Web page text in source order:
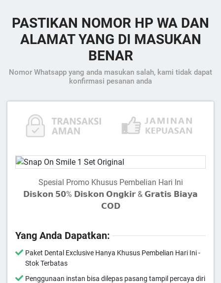
PASTIKAN NOMOR HP WA DAN
ALAMAT YANG DI MASUKAN
BENAR
Nomor Whatsapp yang anda masukan salah, kami tidak dapat
konfirmasi pesanan anda
Spesial Promo Khusus Pembelian Hari Ini
𝗗𝗶𝘀𝗸𝗼𝗻 𝟱𝟬% 𝗗𝗶𝘀𝗸𝗼𝗻 𝗢𝗻𝗴𝗸𝗶𝗿 & 𝗚𝗿𝗮𝘁𝗶𝘀 𝗕𝗶𝗮𝘆𝗮
𝗖𝗢𝗗
Yang Anda Dapatkan:
Paket Dental Exclusive Hanya Khusus Pembelian Hari Ini -
Stok Terbatas
Penggunaan instan bisa dilepas pasang tampil percaya diri